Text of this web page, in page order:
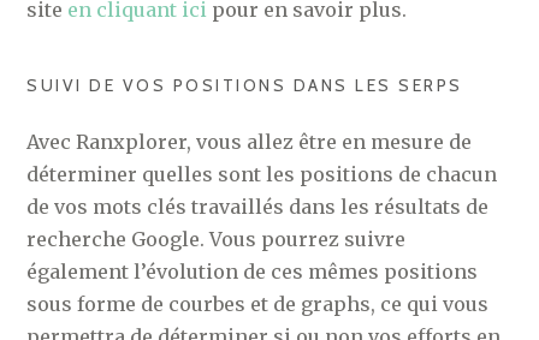
site en cliquant ici pour en savoir plus.
SUIVI DE VOS POSITIONS DANS LES SERPS
Avec Ranxplorer, vous allez être en mesure de
déterminer quelles sont les positions de chacun
de vos mots clés travaillés dans les résultats de
recherche Google. Vous pourrez suivre
également l’évolution de ces mêmes positions
sous forme de courbes et de graphs, ce qui vous